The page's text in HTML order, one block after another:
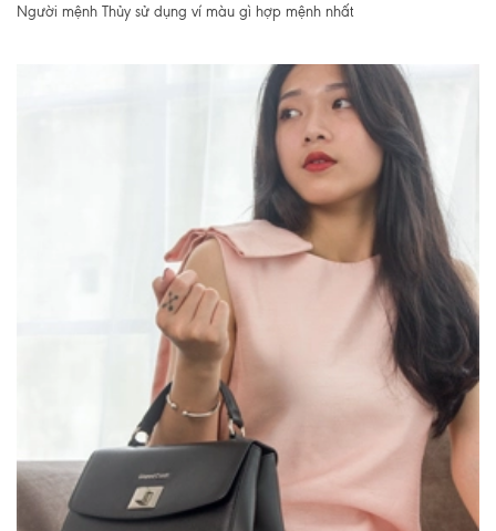
Người mệnh Thủy sử dụng ví màu gì hợp mệnh nhất